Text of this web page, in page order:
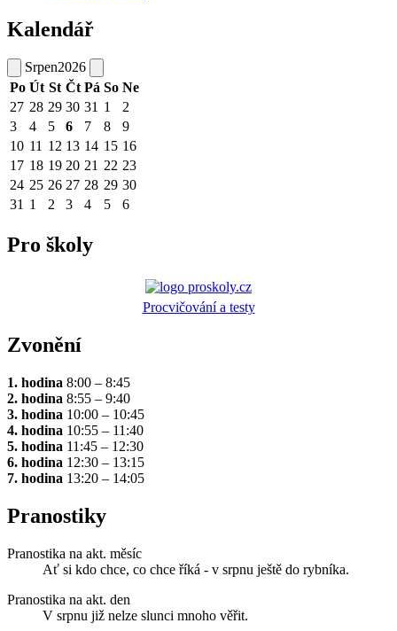
Kalendář
Srpen2026
Po Út St Čt Pá So Ne
27 28 29 30 31 1
2
3
4 5 6 7 8
9
10 11 12 13 14 15 16
17 18 19 20 21 22 23
24 25 26 27 28 29 30
31 1 2 3 4 5 6
Pro školy
Procvičování a testy
Zvonění
1. hodina 8:00 – 8:45
2. hodina 8:55 – 9:40
3. hodina 10:00 – 10:45
4. hodina 10:55 – 11:40
5. hodina 11:45 – 12:30
6. hodina 12:30 – 13:15
7. hodina 13:20 – 14:05
Pranostiky
Pranostika na akt. měsíc
Ať si kdo chce, co chce říká - v srpnu ještě do rybníka.
Pranostika na akt. den
V srpnu již nelze slunci mnoho věřit.